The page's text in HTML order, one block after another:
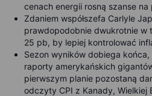
cenach energii rosną szanse
Zdaniem współszefa Carlyle
prawdopodobnie dwukrotnie w
25 pb, by lepiej kontrolować
Sezon wyników dobiega
raporty amerykańskich
pierwszym planie pozostaną
odczyty CPI z Kanady, Wielkiej